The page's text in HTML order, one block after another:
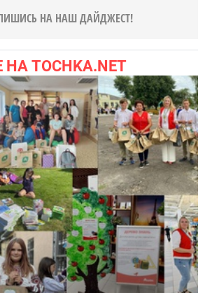
НА НАШ ДАЙДЖЕСТ!
TOCHKA.NET